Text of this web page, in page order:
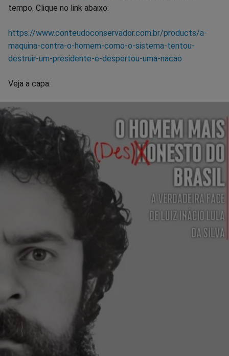
tempo. Clique no link abaixo:
https://www.conteudoconservador.com.br/products/a-
maquina-contra-o-homem-como-o-sistema-tentou-
destruir-um-presidente-e-despertou-uma-nacao
Veja a capa: